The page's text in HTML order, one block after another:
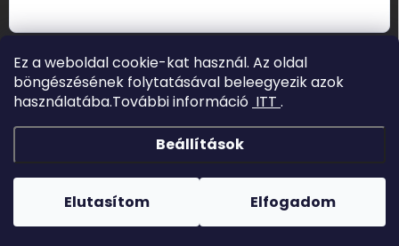
Ez a weboldal cookie-kat használ. Az oldal
böngészésének folytatásával beleegyezik azok
használatába.További információ ITT .
Beállítások
Elutasítom Elfogadom
E-mail cím megadásával Ön elfogadja az adatvédelmi
szabályzatot.
Feliratkozás
Shoptet készítette
Copyright 2026 . Minden jog fenntartva.